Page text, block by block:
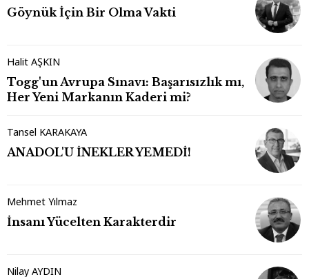
Göynük İçin Bir Olma Vakti
Halit AŞKIN
Togg'un Avrupa Sınavı: Başarısızlık mı,
Her Yeni Markanın Kaderi mi?
Tansel KARAKAYA
ANADOL'U İNEKLER YEMEDİ!
Mehmet Yılmaz
İnsanı Yücelten Karakterdir
Nilay AYDIN